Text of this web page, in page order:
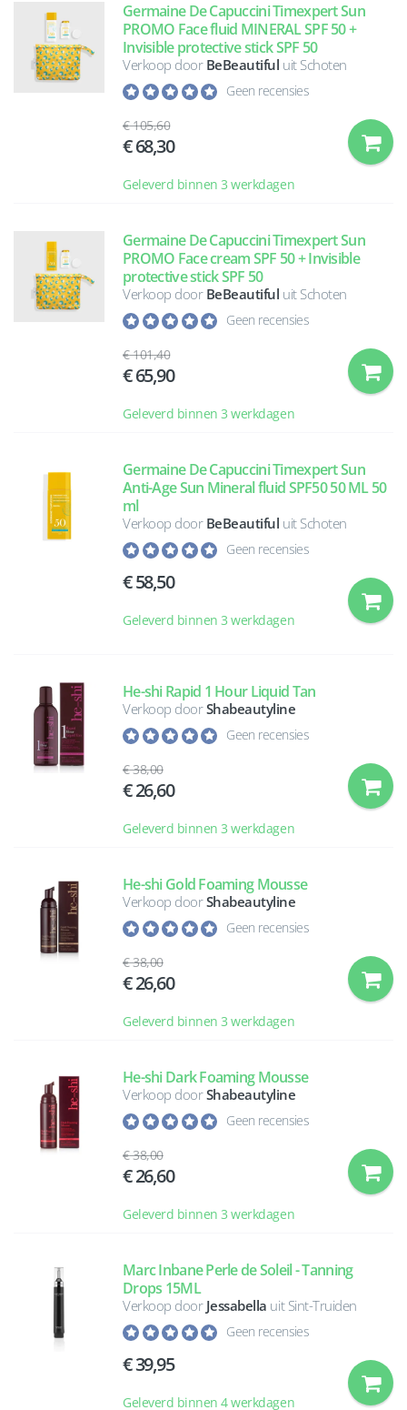
Germaine De Capuccini Timexpert Sun
PROMO Face fluid MINERAL SPF 50 +
Invisible protective stick SPF 50
Verkoop door BeBeautiful uit Schoten
Geen recensies
105,60
68,30
Geleverd binnen 3 werkdagen
Germaine De Capuccini Timexpert Sun
PROMO Face cream SPF 50 + Invisible
protective stick SPF 50
Verkoop door BeBeautiful uit Schoten
Geen recensies
101,40
65,90
Geleverd binnen 3 werkdagen
Germaine De Capuccini Timexpert Sun
Anti-Age Sun Mineral fluid SPF50 50 ML 50
ml
Verkoop door BeBeautiful uit Schoten
Geen recensies
58,50
Geleverd binnen 3 werkdagen
He-shi Rapid 1 Hour Liquid Tan
Verkoop doorShabeautyline
Geen recensies
38,00
26,60
Geleverd binnen 3 werkdagen
He-shi Gold Foaming Mousse
Verkoop doorShabeautyline
Geen recensies
38,00
26,60
Geleverd binnen 3 werkdagen
He-shi Dark Foaming Mousse
Verkoop doorShabeautyline
Geen recensies
38,00
26,60
Geleverd binnen 3 werkdagen
Marc Inbane Perle de Soleil - Tanning
Drops 15ML
Verkoop door Jessabella uit Sint-Truiden
Geen recensies
39,95
Geleverd binnen 4 werkdagen